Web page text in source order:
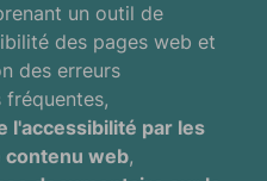
un outil de
des pages web et
des erreurs
l'accessibilité par les
contenu web,